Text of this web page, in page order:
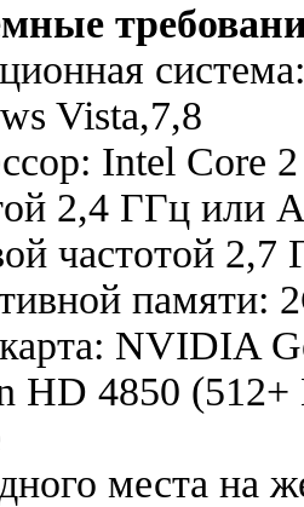
Vista,7,8
Intel Core
2,4 ГГц или
частотой
памяти:
NVIDIA
HD 4850
места на